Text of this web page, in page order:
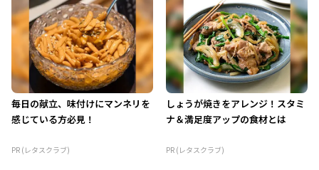
毎日の献立、味付けにマンネリを
感じている方必見！
PR (レタスクラブ)
しょうが焼きをアレンジ！スタミ
ナ＆満足度アップの食材とは
PR (レタスクラブ)